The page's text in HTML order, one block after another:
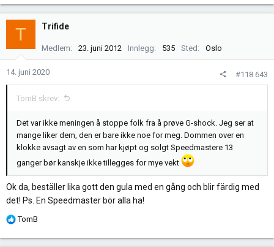
k
o
n
e
r
T Trifide
Medlem 23. juni 2012 Innlegg 535 Sted Oslo
14. juni 2020 #118.643
TomB skrev:
Det var ikke meningen å stoppe folk fra å prøve G-shock. Jeg ser at
mange liker dem, den er bare ikke noe for meg. Dommen over en
klokke avsagt av en som har kjøpt og solgt Speedmastere 13
ganger bør kanskje ikke tillegges for mye vekt
Ok da, beställer lika gott den gula med en gång och blir färdig med
det! Ps. En Speedmaster bör alla ha!
R
TomB